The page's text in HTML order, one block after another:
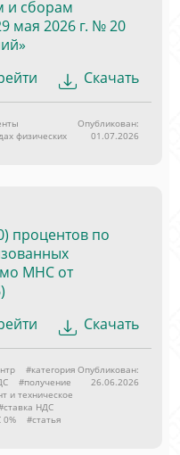
и сборам
мая 2026 г. № 20
Скачать
физических
Опубликован:
01.07.2026
процентов по
МНС от
Скачать
#категория
#получение
и техническое
НДС
0%
#статья
Опубликован:
26.06.2026